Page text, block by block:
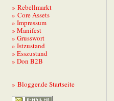
» Rebellmarkt
» Core Assets
» Impressum
» Manifest
» Grusswort
» Istzustand
» Esszustand
» Don B2B
» Blogger.de Startseite